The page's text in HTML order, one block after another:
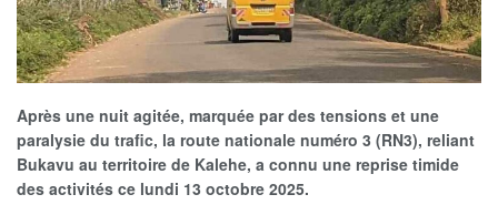
Après une nuit agitée, marquée par des tensions et une
paralysie du trafic, la route nationale numéro 3 (RN3), reliant
Bukavu au territoire de Kalehe, a connu une reprise timide
des activités ce lundi 13 octobre 2025.